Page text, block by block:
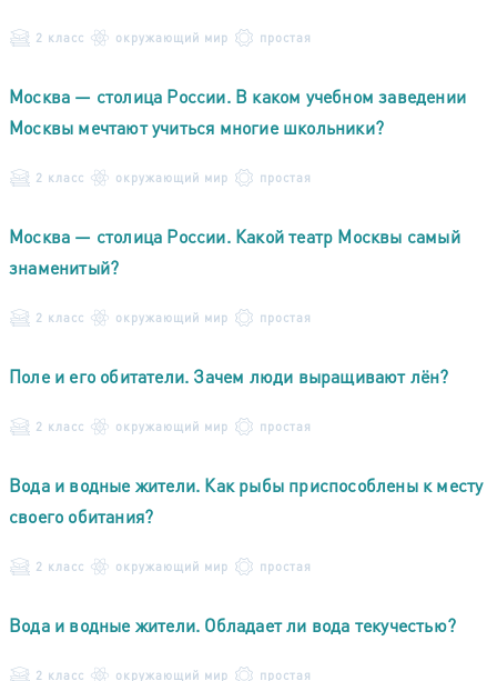
2 класс окружающий мир простая
Москва — столица России. В каком учебном заведении
Москвы мечтают учиться многие школьники?
2 класс окружающий мир простая
Москва — столица России. Какой театр Москвы самый
знаменитый?
2 класс окружающий мир простая
Поле и его обитатели. Зачем люди выращивают лён?
2 класс окружающий мир простая
Вода и водные жители. Как рыбы приспособлены к месту
своего обитания?
2 класс окружающий мир простая
Вода и водные жители. Обладает ли вода текучестью?
2 класс окружающий мир простая